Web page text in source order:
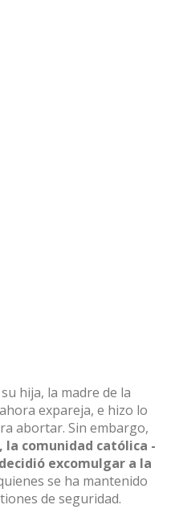
hija, la madre de la
expareja, e hizo lo
abortar. Sin embargo,
la comunidad católica -
excomulgar a la
se ha mantenido
de seguridad.